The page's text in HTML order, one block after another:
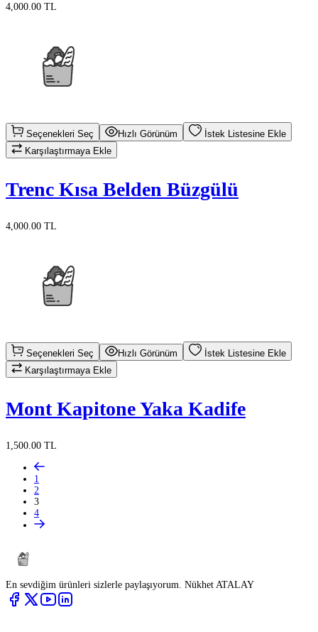
4,000.00 TL
Seçenekleri Seç Hızlı Görünüm
İstek Listesine Ekle
Karşılaştırmaya Ekle
Trenc Kısa Belden Büzgülü
4,000.00 TL
Seçenekleri Seç Hızlı Görünüm
İstek Listesine Ekle
Karşılaştırmaya Ekle
Mont Kapitone Yaka Kadife
1,500.00 TL
1
2
3
4
En sevdiğim ürünleri sizlerle paylaşıyorum. Nükhet ATALAY